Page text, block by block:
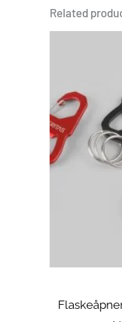
Related